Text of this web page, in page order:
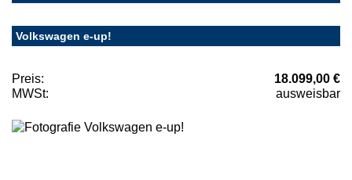
Volkswagen e-up!
Preis:
18.099,00 €
MWSt:
ausweisbar